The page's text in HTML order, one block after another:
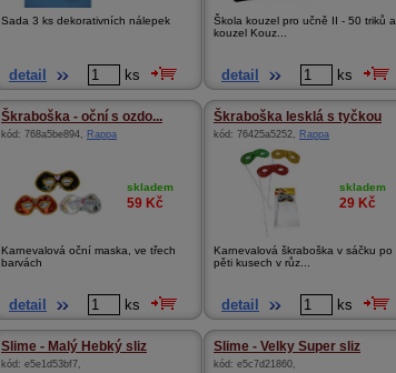
Sada 3 ks dekorativních nálepek
detail ks
Škola kouzel pro učně II - 50 triků a
kouzel Kouz...
detail ks
Škraboška - oční s ozdo...
kód: 768a5be894, Rappa
skladem
59 Kč
Karnevalová oční maska, ve třech
barvách
detail ks
Škraboška lesklá s tyčkou
kód: 76425a5252, Rappa
skladem
29 Kč
Karnevalová škraboška v sáčku po
pěti kusech v růz...
detail ks
Slime - Malý Hebký sliz
kód: e5e1d53bf7,
Slime - Velky Super sliz
kód: e5c7d21860,